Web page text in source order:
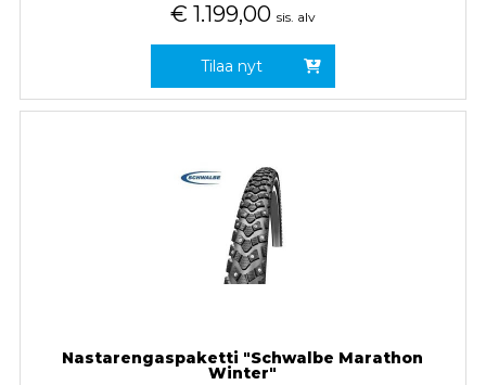
€ 1.199,00 sis. alv
Tilaa nyt
Nastarengaspaketti "Schwalbe Marathon
Winter"